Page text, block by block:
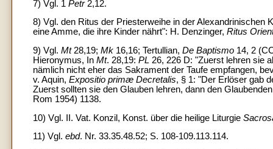
7) Vgl. 1 Petr 2,12.
8) Vgl. den Ritus der Priesterweihe in der Alexandrinischen
eine Amme, die ihre Kinder nährt": H. Denzinger, Ritus
9) Vgl. Mt28,19; Mk 16,16; Tertullian, De Baptismo 14, 2
Hieronymus, In Mt. 28,19: PL 26, 226 D: "Zuerst lehren sie
nämlich nicht eher das Sakrament der Taufe empfangen,
v. Aquin, Expositio primæ Decretalis, § 1: "Der Erlöser gab
Zuerst sollten sie den Glauben lehren, dann den
Rom 1954) 1138.
10) Vgl. II. Vat. Konzil, Konst. über die heilige Liturgie
11) Vgl. ebd. Nr. 33.35.48.52; S. 108-109.113.114.